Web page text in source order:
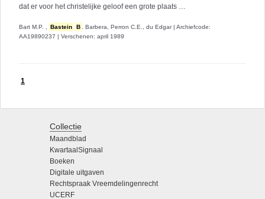
dat er voor het christelijke geloof een grote plaats …
Bart M.P. , Bastein B . Barbera, Perron C.E., du Edgar | Archiefcode:
AA19890237 | Verschenen: april 1989
1
Collectie
Maandblad
KwartaalSignaal
Boeken
Digitale uitgaven
Rechtspraak Vreemdelingenrecht
UCERF